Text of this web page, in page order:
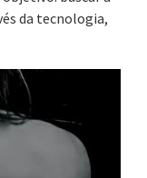
da tecnologia,